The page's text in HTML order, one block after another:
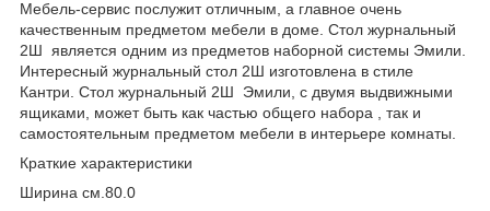
Мебель-сервис послужит отличным, а главное очень
качественным предметом мебели в доме. Стол журнальный
2Ш является одним из предметов наборной системы Эмили.
Интересный журнальный стол 2Ш изготовлена в стиле
Кантри. Стол журнальный 2Ш Эмили, с двумя выдвижными
ящиками, может быть как частью общего набора , так и
самостоятельным предметом мебели в интерьере комнаты.
Краткие характеристики
Ширина см.80.0